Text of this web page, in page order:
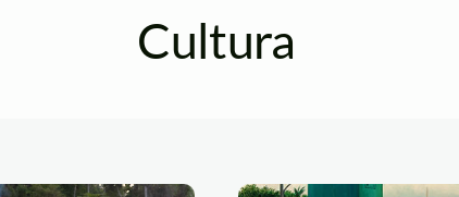
Cultura